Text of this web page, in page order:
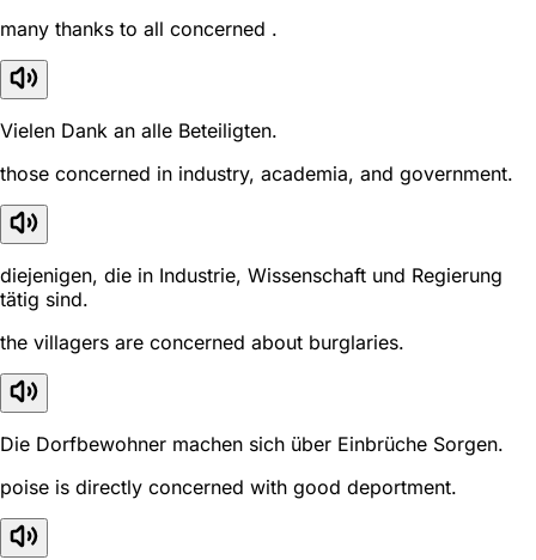
many thanks to all concerned .
Vielen Dank an alle Beteiligten.
those concerned in industry, academia, and government.
diejenigen, die in Industrie, Wissenschaft und Regierung
tätig sind.
the villagers are concerned about burglaries.
Die Dorfbewohner machen sich über Einbrüche Sorgen.
poise is directly concerned with good deportment.